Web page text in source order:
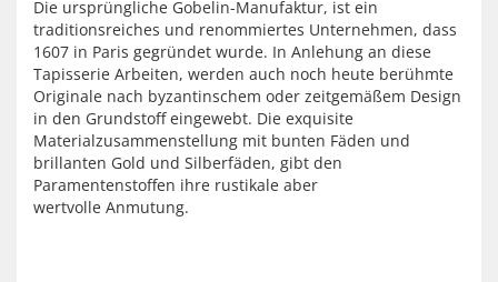
Die ursprüngliche Gobelin-Manufaktur, ist ein
traditionsreiches und renommiertes Unternehmen, dass
1607 in Paris gegründet wurde. In Anlehung an diese
Tapisserie Arbeiten, werden auch noch heute berühmte
Originale nach byzantinschem oder zeitgemäßem Design
in den Grundstoff eingewebt. Die exquisite
Materialzusammenstellung mit bunten Fäden und
brillanten Gold und Silberfäden, gibt den
Paramentenstoffen ihre rustikale aber
wertvolle Anmutung.